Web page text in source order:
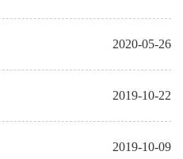
2020-05-26
2019-10-22
2019-10-09